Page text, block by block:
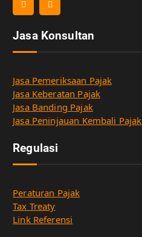
Jasa Konsultan
Jasa Pemeriksaan Pajak
Jasa Keberatan Pajak
Jasa Banding Pajak
Jasa Peninjauan Kembali Pajak
Regulasi
Peraturan Pajak
Tax Treaty
Link Referensi